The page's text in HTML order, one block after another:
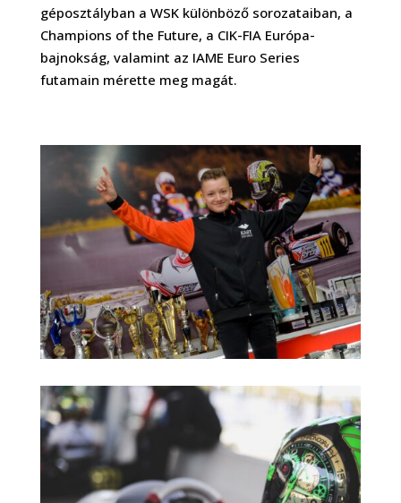
géposztályban a WSK különböző sorozataiban, a
Champions of the Future, a CIK-FIA Európa-
bajnokság, valamint az IAME Euro Series
futamain mérette meg magát.